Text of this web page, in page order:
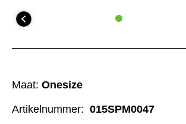
Maat: Onesize
Artikelnummer: 015SPM0047